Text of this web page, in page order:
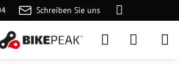
Schreiben Sie uns